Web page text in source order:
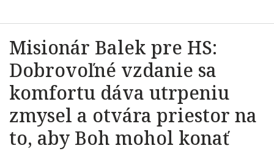
Misionár Balek pre HS:
Dobrovoľné vzdanie sa
komfortu dáva utrpeniu
zmysel a otvára priestor na
to, aby Boh mohol konať